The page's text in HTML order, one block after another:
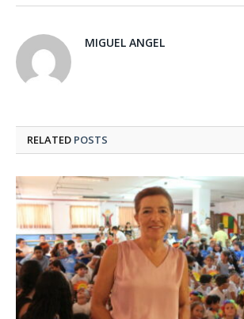
MIGUEL ANGEL
RELATED POSTS